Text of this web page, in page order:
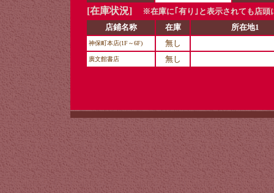
[在庫状況]
※在庫に｢有り｣と表示されても店頭
店鋪名称
在庫 所在地1
神保町本店(1F～6F) 無し
廣文館書店 無し